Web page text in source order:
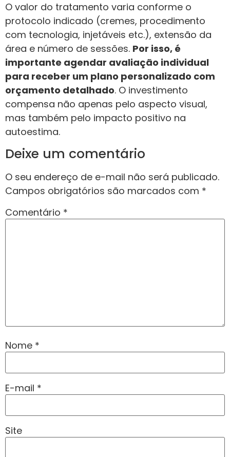
O valor do tratamento varia conforme o
protocolo indicado (cremes, procedimento
com tecnologia, injetáveis etc.), extensão da
área e número de sessões. Por isso, é
importante agendar avaliação individual
para receber um plano personalizado com
orçamento detalhado. O investimento
compensa não apenas pelo aspecto visual,
mas também pelo impacto positivo na
autoestima.
Deixe um comentário
O seu endereço de e-mail não será publicado.
Campos obrigatórios são marcados com *
Comentário *
Nome *
E-mail *
Site